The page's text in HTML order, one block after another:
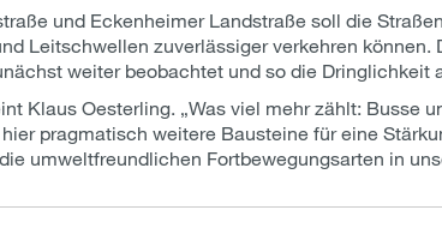
und Eckenheimer Landstraße soll die
Leitschwellen zuverlässiger verkehren können.
weiter beobachtet und so die Dringlichkeit
Klaus Oesterling. „Was viel mehr zählt: Busse
pragmatisch weitere Bausteine für eine
umweltfreundlichen Fortbewegungsarten in